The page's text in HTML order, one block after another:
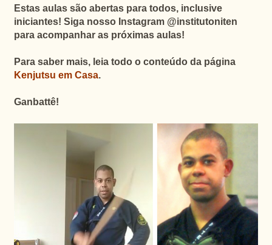
Estas aulas são abertas para todos, inclusive
iniciantes! Siga nosso Instagram @institutoniten
para acompanhar as próximas aulas!
Para saber mais, leia todo o conteúdo da página
Kenjutsu em Casa.
Ganbattê!